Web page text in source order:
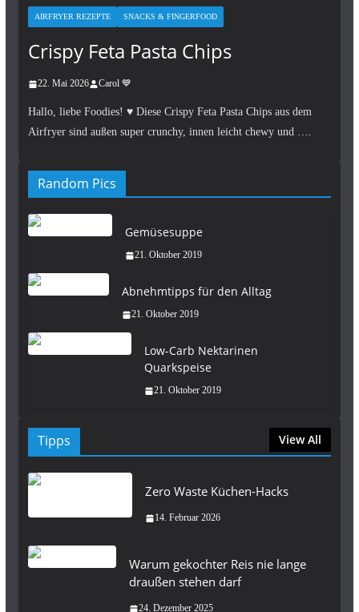
AIRFRYER REZEPTE SNACKS & FINGERFOOD
Crispy Feta Pasta Chips
22. Mai 2026 Carol 💙
Hallo, liebe Foodies! ♥︎ Diese Crispy Feta Pasta Chips aus dem
Airfryer sind außen super crunchy, innen leicht chewy und ….
Random Pics
Gemüsesuppe
21. Oktober 2019
Abnehmtipps für den Alltag
21. Oktober 2019
Low-Carb Nektarinen
Quarkspeise
21. Oktober 2019
Tipps View All
Zero Waste Küchen-Hacks
14. Februar 2026
Warum gekochter Reis nie lange
draußen stehen darf
24. Dezember 2025